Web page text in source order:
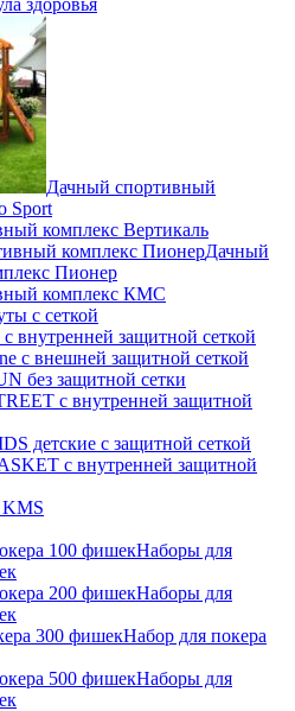
здоровья
Дачный спортивный
Sport
комплекс Вертикаль
Дачный
Пионер
комплекс КМС
с сеткой
внутренней защитной сеткой
с внешней защитной сеткой
без защитной сетки
с внутренней защитной
детские с защитной сеткой
с внутренней защитной
KMS
Наборы для
Наборы для
Набор для покера
Наборы для